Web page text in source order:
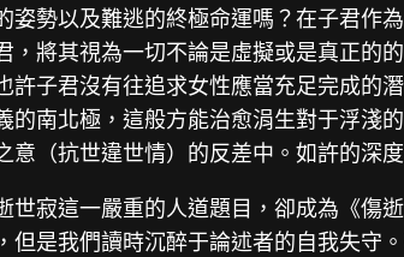
勢以及難逃的終極命運嗎？在子君作
將其視為一切不論是虛擬或是真正的
子君沒有往追求女性應當充足完成的
南北極，這般方能治愈涓生對于浮淺
（抗世違世情）的反差中。如許的深
寂這一嚴重的人道題目，卻成為《傷
是我們讀時沉醉于論述者的自我失守